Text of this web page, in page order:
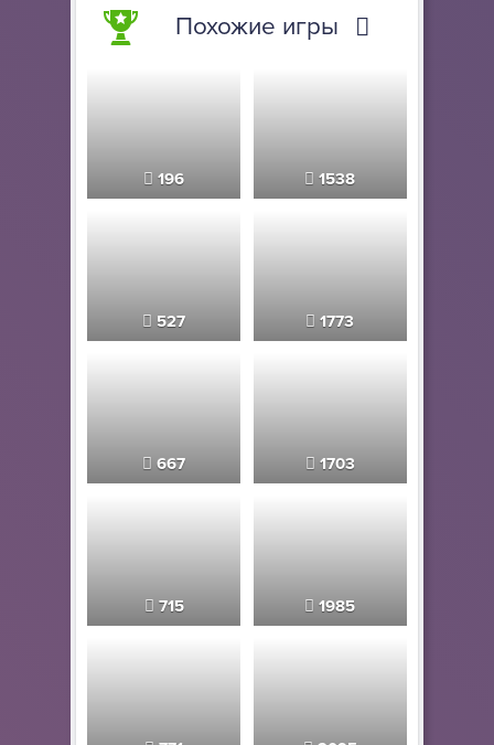
Похожие игры
196 1538
527 1773
667 1703
715 1985